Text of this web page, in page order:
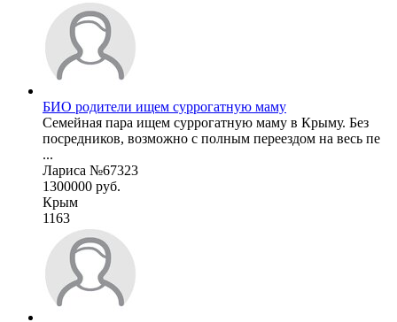
БИО родители ищем суррогатную маму
Семейная пара ищем суррогатную маму в Крыму. Без
посредников, возможно с полным переездом на весь пе
...
Лариса №67323
1300000 руб.
Крым
1163